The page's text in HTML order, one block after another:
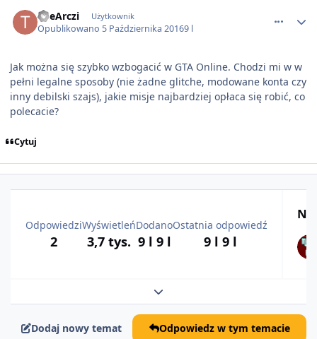
TheArczi Użytkownik
Opublikowano 5 Października 20169 l
Jak można się szybko wzbogacić w GTA Online. Chodzi mi w w
pełni legalne sposoby (nie żadne glitche, modowane konta czy
inny debilski szajs), jakie misje najbardziej opłaca się robić, co
polecacie?
Cytuj
Odpowiedzi
2
Wyświetleń
3,7 tys.
Dodano
9 l 9 l
Ostatnia odpowiedź
9 l 9 l
Rozwiń podsumowanie tematu
Dodaj nowy temat Odpowiedz w tym temacie